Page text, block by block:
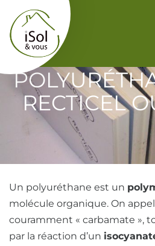
Aller au contenu
RECTICEL
Un polyuréthane est un
molécule organique. On
couramment « carbamate »,
par la réaction d’un